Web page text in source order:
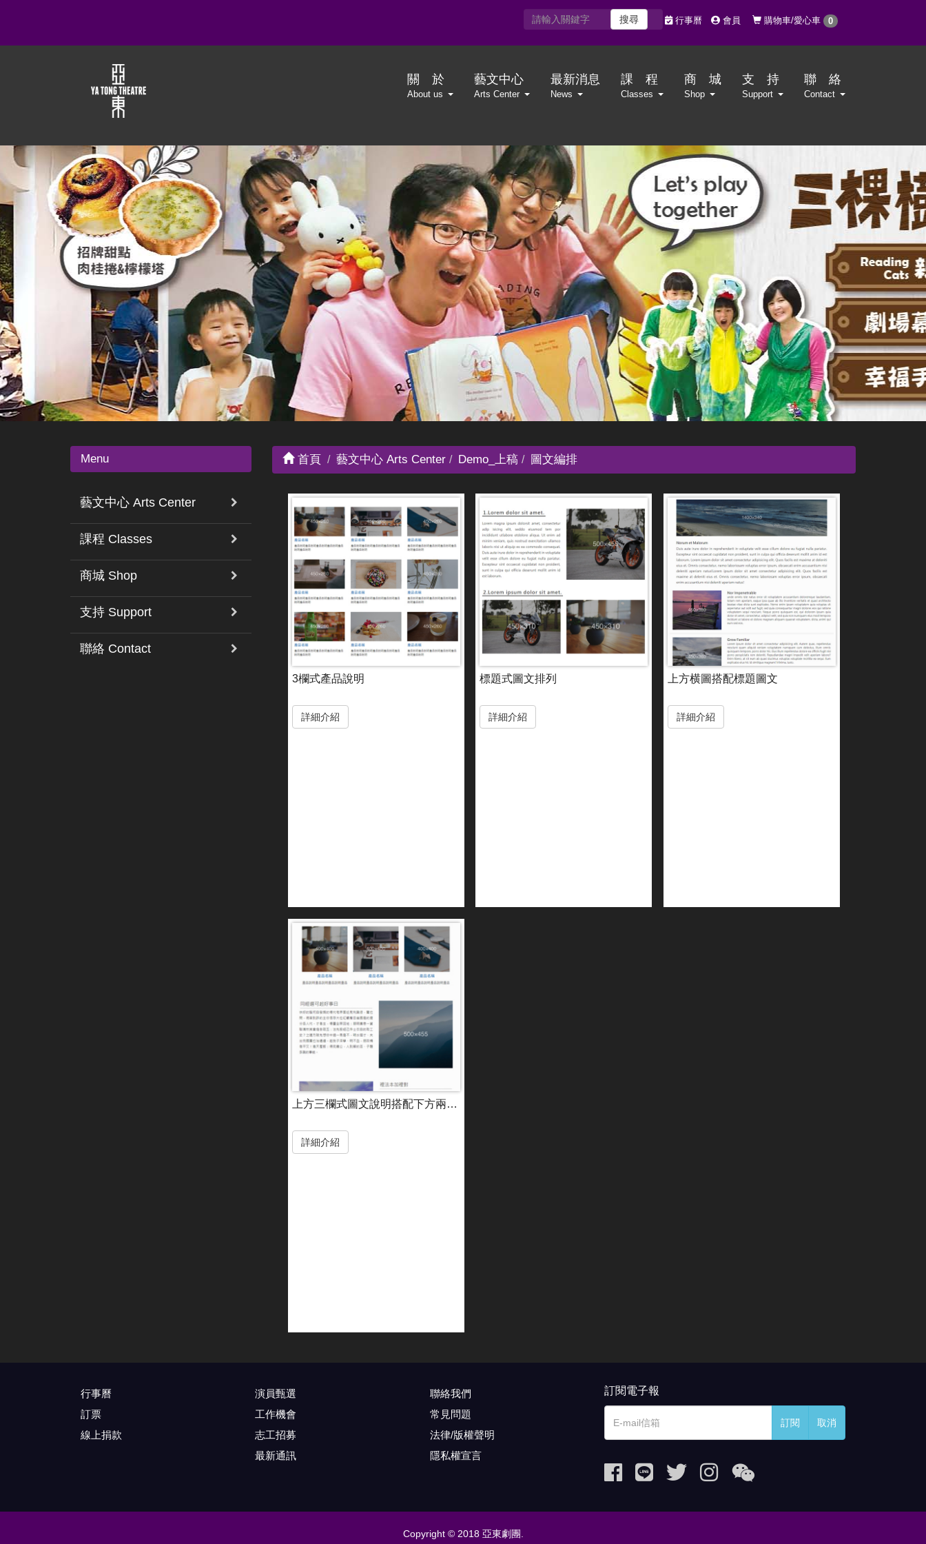
購物車/愛心車 0
行事曆 會員
搜尋
關 於
About us
藝文中心
Arts Center
最新消息
News
課 程
Classes
商 城
Shop
支 持
Support
聯 絡
Contact
Menu
藝文中心 Arts Center
課程 Classes
商城 Shop
支持 Support
聯絡 Contact
首頁 藝文中心 Arts Center Demo_上稿 圖文編排
3欄式產品說明
詳細介紹
標題式圖文排列
詳細介紹
上方横圖搭配標題圖文
詳細介紹
上方三欄式圖文說明搭配下方兩欄式圖文解說
詳細介紹
行事曆
訂票
線上捐款
演員甄選
工作機會
志工招募
最新通訊
聯絡我們
常見問題
法律/版權聲明
隱私權宣言
訂閱電子報
訂閱 取消
Copyright © 2018 亞東劇團.